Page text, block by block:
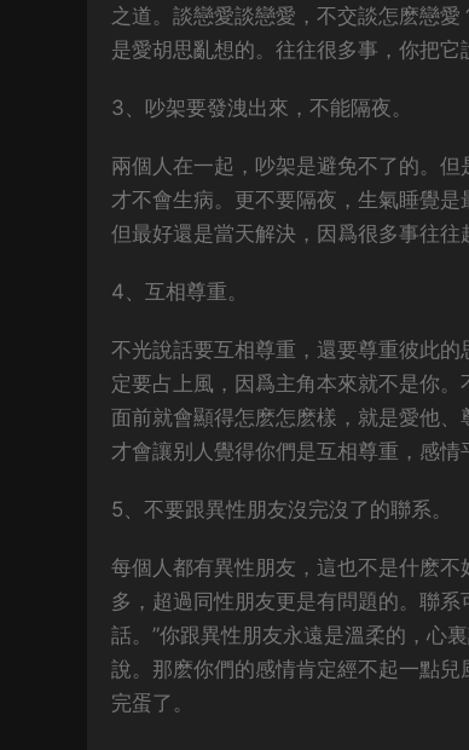
之道。談戀愛談戀愛，不交談怎麽戀
是愛胡思亂想的。往往很多事，你把
3、吵架要發洩出來，不能隔夜。
兩個人在一起，吵架是避免不了的。
才不會生病。更不要隔夜，生氣睡覺
但最好還是當天解決，因爲很多事往往
4、互相尊重。
不光說話要互相尊重，還要尊重彼此
定要占上風，因爲主角本來就不是你
面前就會顯得怎麽怎麽樣，就是愛他
才會讓别人覺得你們是互相尊重，感情
5、不要跟異性朋友沒完沒了的聯系。
每個人都有異性朋友，這也不是什麽
多，超過同性朋友更是有問題的。聯
話。”你跟異性朋友永遠是溫柔的，心
說。那麽你們的感情肯定經不起一點
完蛋了。